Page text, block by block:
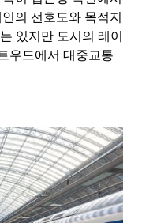
의 선호도와 목적지
있지만 도시의 레이
우드에서 대중교통